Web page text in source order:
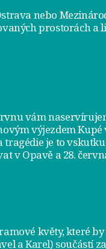
nebo
prostorách
vám
výjezdemKupé
tragédie je to
v Opavě a 28.
květy, které
a Karel) součástí